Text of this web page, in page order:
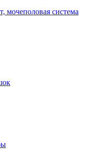
мочеполовая система